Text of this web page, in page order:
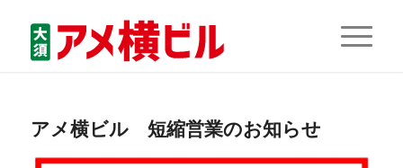
アメ横ビル 短縮営業のお知らせ